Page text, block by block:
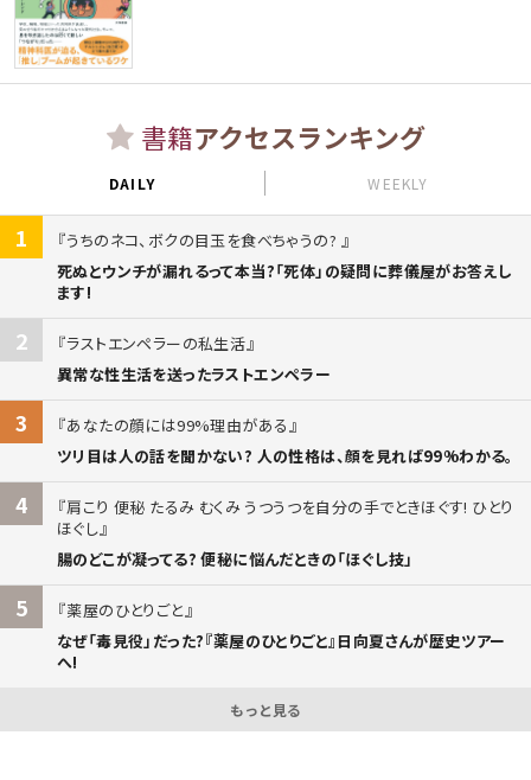
書籍アクセスランキング
DAILY WEEKLY
1
うちのネコ、ボクの目玉を食べちゃうの?
死ぬとウンチが漏れるって本当?「死体」の疑問に葬儀屋がお答えし
ます!
2
ラストエンペラーの私生活
異常な性生活を送ったラストエンペラー
3
あなたの顔には99%理由がある
ツリ目は人の話を聞かない? 人の性格は、顔を見れば99%わかる。
4
肩こり 便秘 たるみ むくみ うつうつを自分の手でときほぐす! ひとり
ほぐし
腸のどこが凝ってる? 便秘に悩んだときの「ほぐし技」
5
薬屋のひとりごと
なぜ「毒見役」だった?『薬屋のひとりごと』日向夏さんが歴史ツアー
へ!
もっと見る